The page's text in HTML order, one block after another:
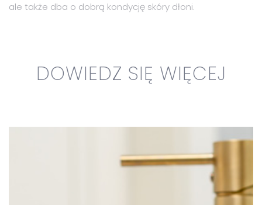
ale także dba o dobrą kondycję skóry dłoni.
DOWIEDZ SIĘ WIĘCEJ